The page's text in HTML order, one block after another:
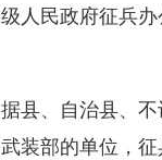
人民政府征兵
县、自治县、
装部的单位，征